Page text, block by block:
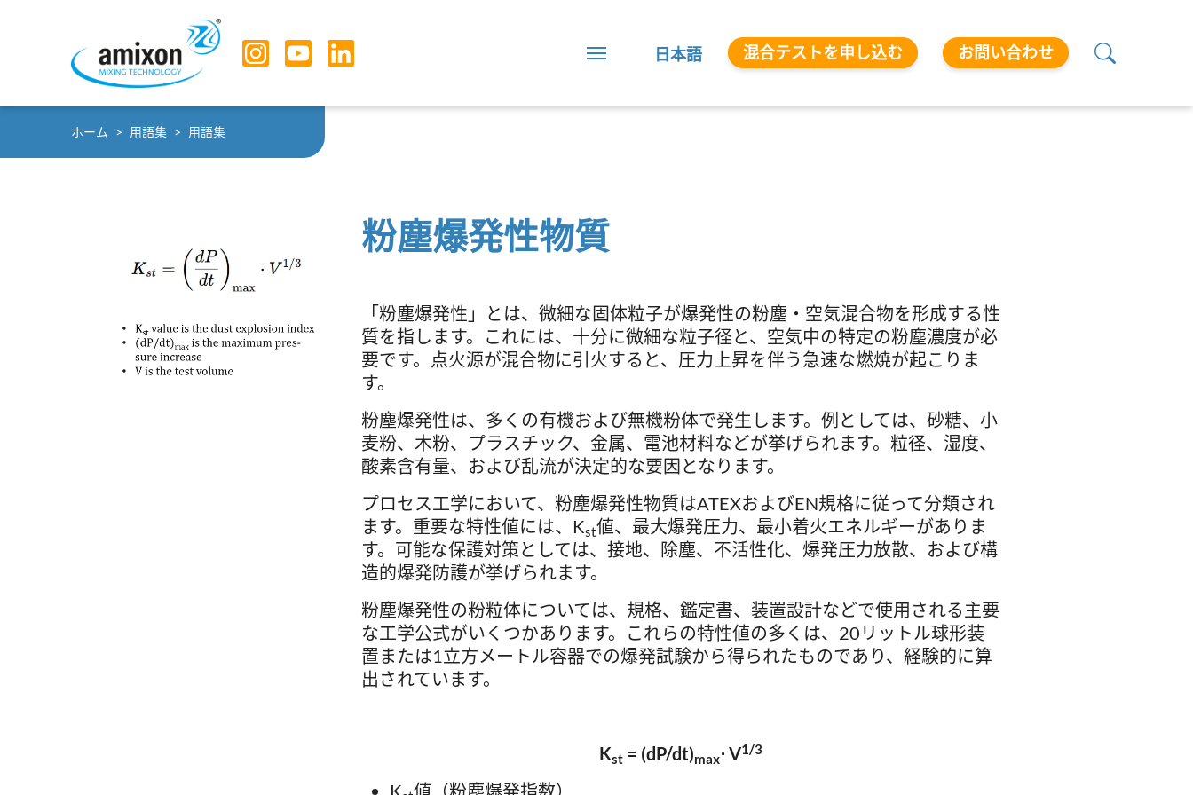
日本語 混合テストを申し込む お問い合わせ
You are here:
ホーム 用語集 用語集
粉塵爆発性物質
「粉塵爆発性」とは、微細な固体粒子が爆発性の粉塵・空気混合物を形成する性
質を指します。これには、十分に微細な粒子径と、空気中の特定の粉塵濃度が必
要です。点火源が混合物に引火すると、圧力上昇を伴う急速な燃焼が起こりま
す。
粉塵爆発性は、多くの有機および無機粉体で発生します。例としては、砂糖、小
麦粉、木粉、プラスチック、金属、電池材料などが挙げられます。粒径、湿度、
酸素含有量、および乱流が決定的な要因となります。
プロセス工学において、粉塵爆発性物質はATEXおよびEN規格に従って分類され
ます。重要な特性値には、Kst値、最大爆発圧力、最小着火エネルギーがありま
す。可能な保護対策としては、接地、除塵、不活性化、爆発圧力放散、および構
造的爆発防護が挙げられます。
粉塵爆発性の粉粒体については、規格、鑑定書、装置設計などで使用される主要
な工学公式がいくつかあります。これらの特性値の多くは、20リットル球形装
置または1立方メートル容器での爆発試験から得られたものであり、経験的に算
出されています。
Kst = (dP/dt)max⋅ V1/3
K 値（粉塵爆発指数）